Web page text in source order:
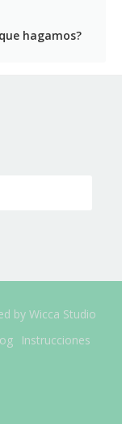
hagamos?
by Wicca Studio
Instrucciones